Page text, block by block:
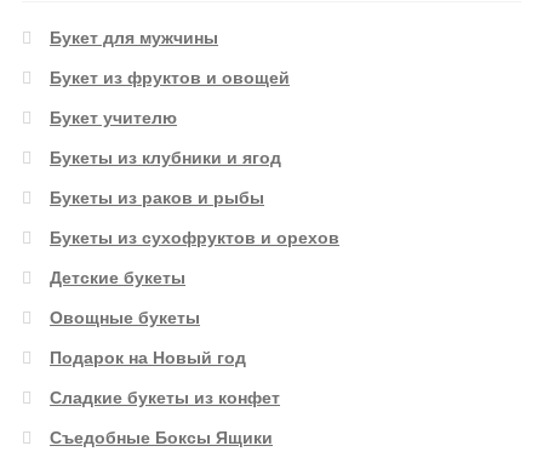
Букет для мужчины
Букет из фруктов и овощей
Букет учителю
Букеты из клубники и ягод
Букеты из раков и рыбы
Букеты из сухофруктов и орехов
Детские букеты
Овощные букеты
Подарок на Новый год
Сладкие букеты из конфет
Съедобные Боксы Ящики